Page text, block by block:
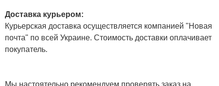
Доставка курьером:
Курьерская доставка осуществляется компанией "Новая
почта" по всей Украине. Стоимость доставки оплачивает
покупатель.
Мы настоятельно рекомендуем проверять заказ на